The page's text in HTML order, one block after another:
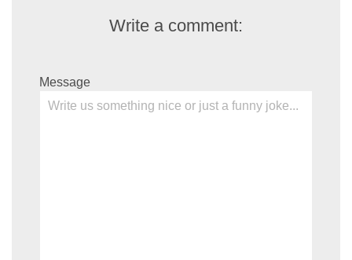
Write a comment:
Message